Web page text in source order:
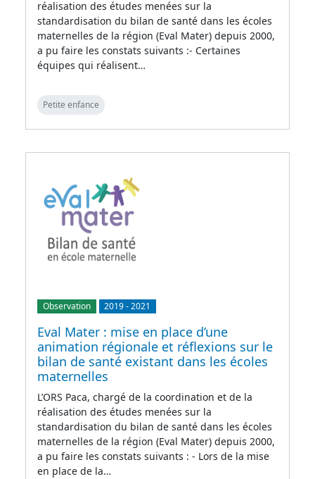
réalisation des études menées sur la
standardisation du bilan de santé dans les écoles
maternelles de la région (Eval Mater) depuis 2000,
a pu faire les constats suivants :- Certaines
équipes qui réalisent…
Petite enfance
Observation 2019-2021
Eval Mater : mise en place d’une
animation régionale et réflexions sur le
bilan de santé existant dans les écoles
maternelles
L’ORS Paca, chargé de la coordination et de la
réalisation des études menées sur la
standardisation du bilan de santé dans les écoles
maternelles de la région (Eval Mater) depuis 2000,
a pu faire les constats suivants : - Lors de la mise
en place de la…